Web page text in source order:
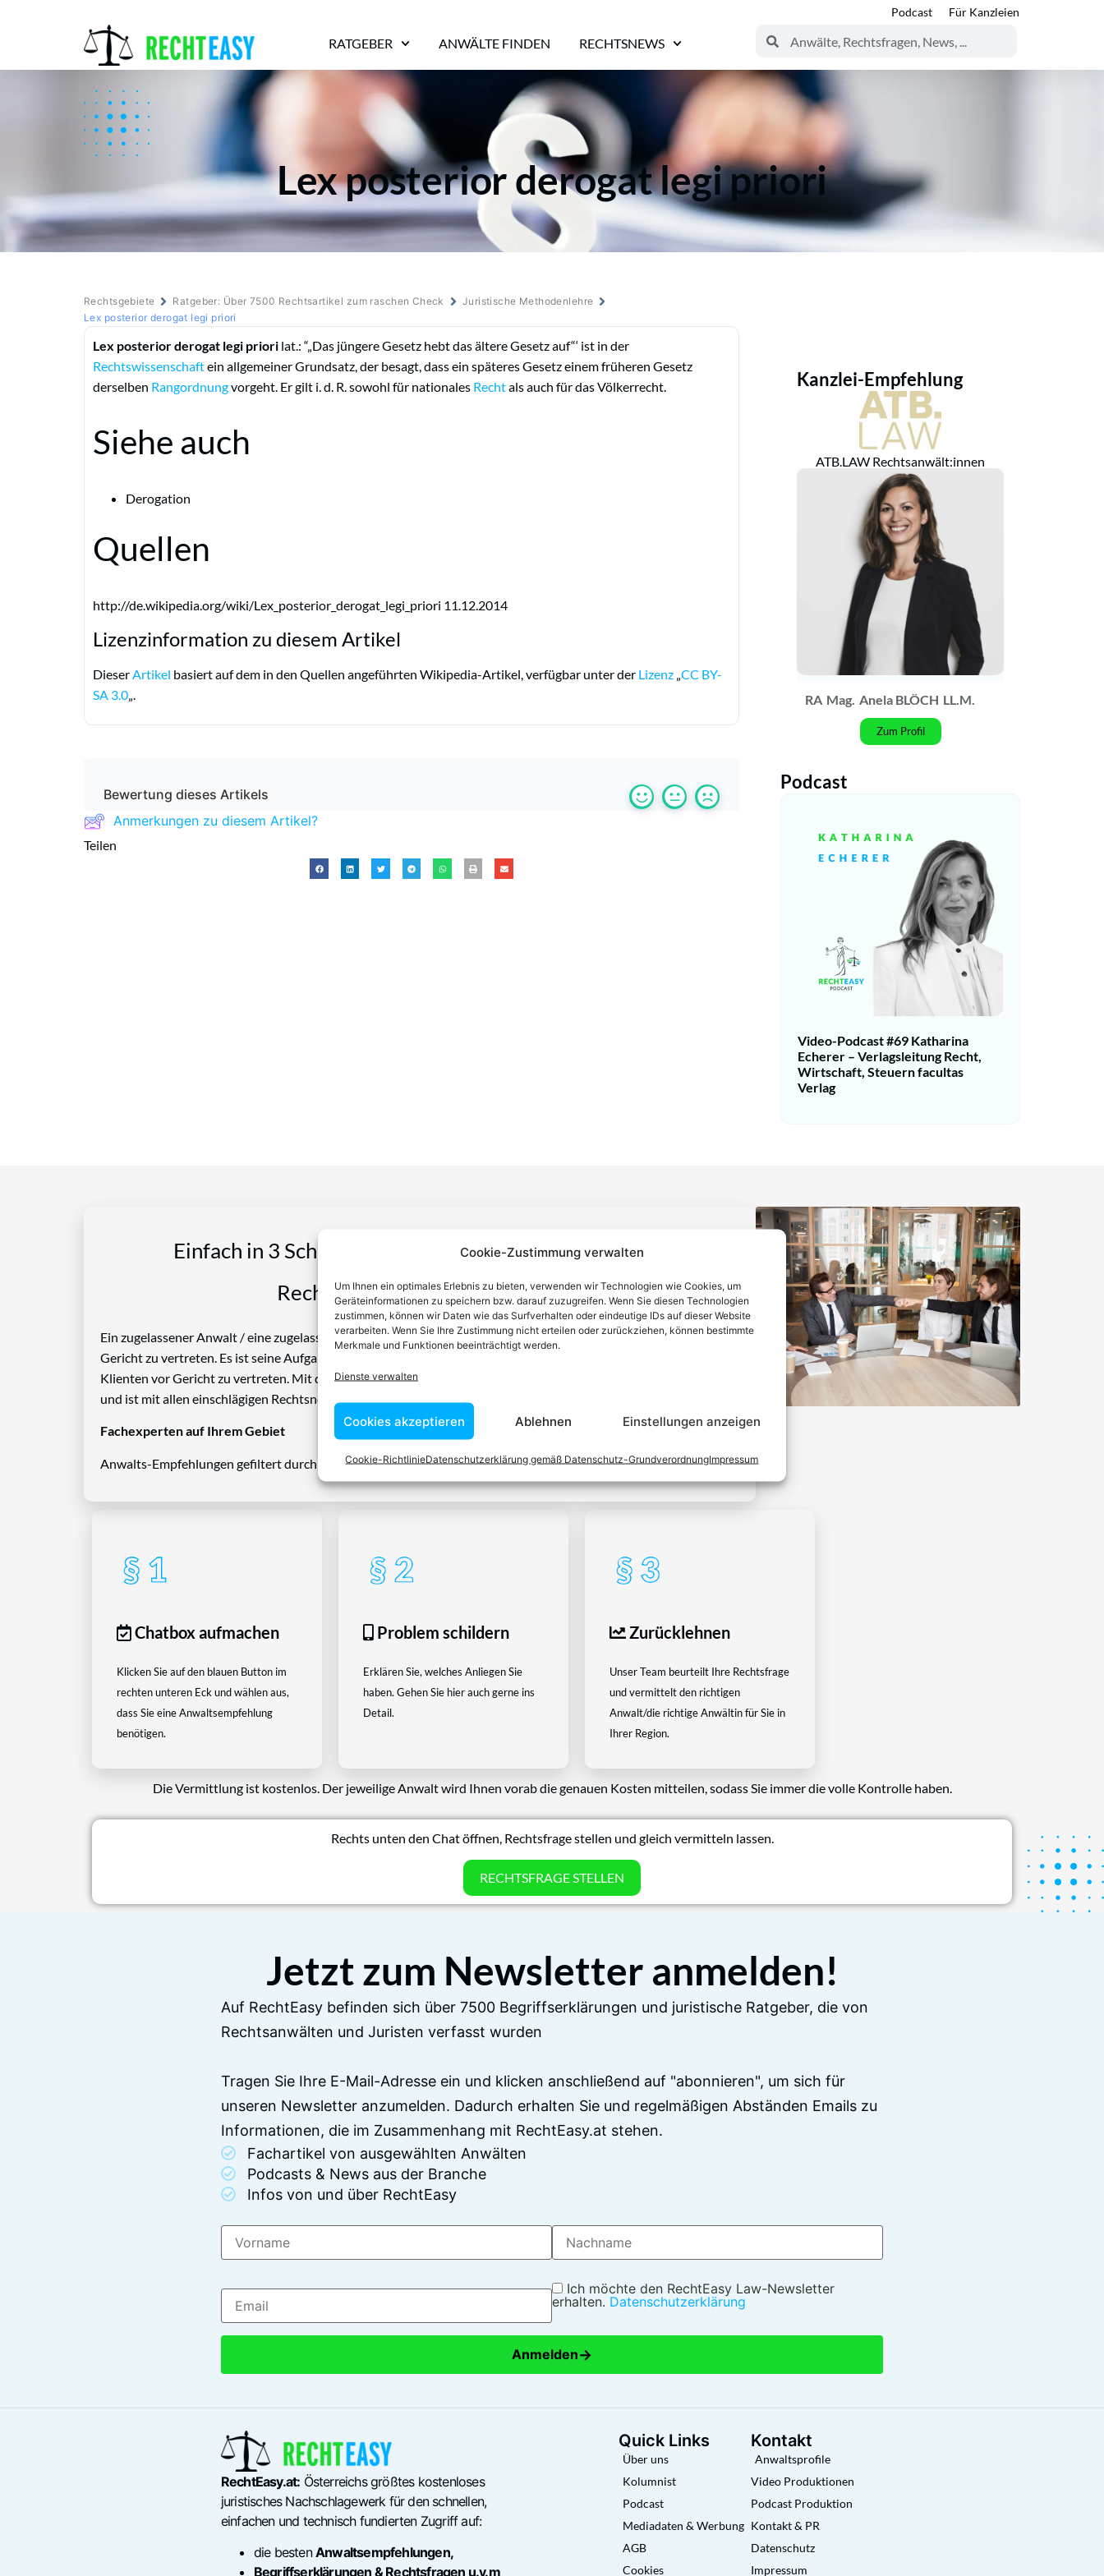
Cookie-Zustimmung verwalten
Um Ihnen ein optimales Erlebnis zu bieten, verwenden wir Technologien wie Cookies, um
Geräteinformationen zu speichern bzw. darauf zuzugreifen. Wenn Sie diesen Technologien
zustimmen, können wir Daten wie das Surfverhalten oder eindeutige IDs auf dieser Website
verarbeiten. Wenn Sie Ihre Zustimmung nicht erteilen oder zurückziehen, können bestimmte
Merkmale und Funktionen beeinträchtigt werden.
Dienste verwalten
Cookies akzeptieren Ablehnen Einstellungen anzeigen
Cookie-RichtlinieDatenschutzerklärung gemäß Datenschutz-GrundverordnungImpressum
Podcast Für Kanzleien
RATGEBER ANWÄLTE FINDEN RECHTSNEWS
Lex posterior derogat legi priori
Rechtsgebiete Ratgeber: Über 7500 Rechtsartikel zum raschen Check
Juristische Methodenlehre
Lex posterior derogat legi priori
Lex posterior derogat legi priori lat.: “„Das jüngere Gesetz hebt das ältere Gesetz auf“‘ ist in der
Rechtswissenschaftein allgemeiner Grundsatz, der besagt, dass ein späteres Gesetz einem früheren Gesetz
derselben Rangordnungvorgeht. Er gilt i. d. R. sowohl für nationales Rechtals auch für das Völkerrecht.
Siehe auch
Derogation
Quellen
http://de.wikipedia.org/wiki/Lex_posterior_derogat_legi_priori 11.12.2014
Lizenzinformation zu diesem Artikel
Dieser Artikel basiert auf dem in den Quellen angeführten Wikipedia-Artikel, verfügbar unter der Lizenz CC BY-
SA 3.0
Bewertung dieses Artikels
Anmerkungen zu diesem Artikel?
Teilen
Kanzlei-Empfehlung
ATB.LAW Rechtsanwält:innen
RA Mag. Anela BLÖCH LL.M.
Zum Profil
Podcast
Video-Podcast #69 Katharina
Echerer – Verlagsleitung Recht,
Wirtschaft, Steuern facultas
Verlag
Einfach in 3 Schritten einen Anwalt finden, der auf Ihr
Rechtsproblem spezialisiert ist
Ein zugelassener Anwalt / eine zugelassen Anwältin ist dafür da, über Rechtsfragen zu beraten und Klienten vor
Gericht zu vertreten. Es ist seine Aufgabe, Dienstleistungen im Bereich der Rechtsberatung zu erbringen und
Klienten vor Gericht zu vertreten. Mit diesem Wissen kennt er alle relevanten Herausforderungen dieses Systems
und ist mit allen einschlägigen Rechtsnormen vertraut.
Fachexperten auf Ihrem Gebiet
Anwalts-Empfehlungen gefiltert durch das RechtEasy-Team -Best Choice der Anwälte in Österreich
Chatbox aufmachen
Klicken Sie auf den blauen Button im
rechten unteren Eck und wählen aus,
dass Sie eine Anwaltsempfehlung
benötigen.
Problem schildern
Erklären Sie, welches Anliegen Sie
haben. Gehen Sie hier auch gerne ins
Detail.
Zurücklehnen
Unser Team beurteilt Ihre Rechtsfrage
und vermittelt den richtigen
Anwalt/die richtige Anwältin für Sie in
Ihrer Region.
Die Vermittlung ist kostenlos. Der jeweilige Anwalt wird Ihnen vorab die genauen Kosten mitteilen, sodass Sie immer die volle Kontrolle haben.
Rechts unten den Chat öffnen, Rechtsfrage stellen und gleich vermitteln lassen.
RECHTSFRAGE STELLEN
Jetzt zum Newsletter anmelden!
Auf RechtEasy befinden sich über 7500 Begriffserklärungen und juristische Ratgeber, die von
Rechtsanwälten und Juristen verfasst wurden
Tragen Sie Ihre E-Mail-Adresse ein und klicken anschließend auf "abonnieren", um sich für
unseren Newsletter anzumelden. Dadurch erhalten Sie und regelmäßigen Abständen Emails zu
Informationen, die im Zusammenhang mit RechtEasy.at stehen.
Fachartikel von ausgewählten Anwälten
Podcasts & News aus der Branche
Infos von und über RechtEasy
Ich möchte den RechtEasy Law-Newsletter
erhalten. Datenschutzerklärung
Anmelden→
RechtEasy.at: Österreichs größtes kostenloses
juristisches Nachschlagewerk für den schnellen,
einfachen und technisch fundierten Zugriff auf:
die bestenAnwaltsempfehlungen,
Begriffserklärungen & Rechtsfragen u.v.m
Quick Links
Über uns
Kolumnist
Podcast
Mediadaten & Werbung
AGB
Cookies
Kontakt
Anwaltsprofile
Video Produktionen
Podcast Produktion
Kontakt & PR
Datenschutz
Impressum
Alle Anwälte